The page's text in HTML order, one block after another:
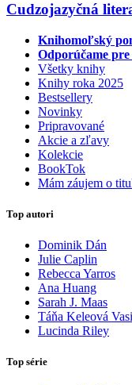
Cudzojazyčná
Knihomoľský
Odporúčame pre
Všetky knihy
Knihy roka 2025
Bestsellery
Novinky
Pripravované
Akcie a zľavy
Kolekcie
BookTok
Mám záujem o
Top autori
Dominik Dán
Julie Caplin
Rebecca Yarros
Ana Huang
Sarah J. Maas
Táňa Keleová
Lucinda Riley
Top série